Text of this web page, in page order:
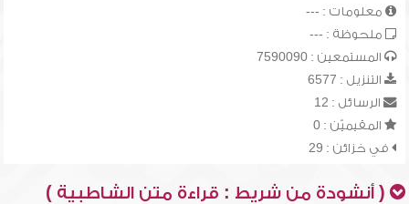
معلومات : ---
ملحوظة : ---
المستمعين : 7590090
التنزيل : 6577
الرسائل : 12
المقيميّن : 0
في خزائن : 29
( أنشودة من شريط : قراءة متن الشاطبية )